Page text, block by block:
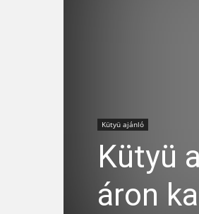
Kütyü ajánló
Kütyü
áron